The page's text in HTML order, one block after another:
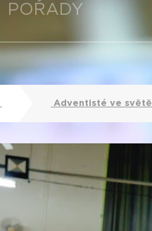
POŘADY
Adventisté ve světě